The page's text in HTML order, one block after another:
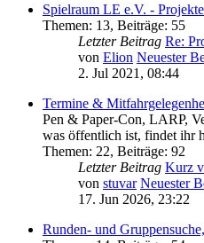
Spielraum LE e.V. -
Themen: 13, Beiträge: 55
Letzter Beitrag Re:
von Elion Neuester
2. Jul 2021, 08:44
Termine &
Pen & Paper-Con, LARP,
was öffentlich ist, findet ihr
Themen: 22, Beiträge: 92
Letzter Beitrag Kurz
von stuvar Neuester
17. Jun 2026, 23:22
Runden- und